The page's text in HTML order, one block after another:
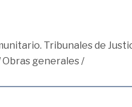
Tribunales de
Obras generales/